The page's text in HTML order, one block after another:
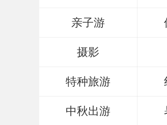
亲子游
摄影
特种旅游
中秋出游